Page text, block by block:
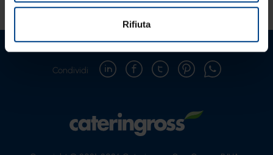
Rifiuta
eventi e storie
Condividi